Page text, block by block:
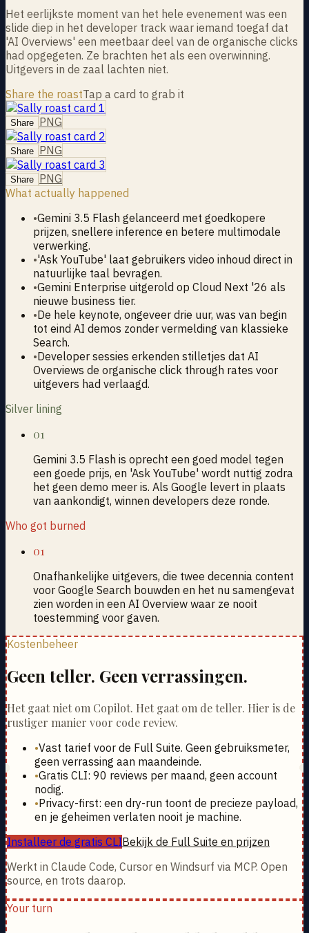
Het eerlijkste moment van het hele evenement was een
slide diep in het developer track waar iemand toegaf dat
'AI Overviews' een meetbaar deel van de organische clicks
had opgegeten. Ze brachten het als een overwinning.
Uitgevers in de zaal lachten niet.
Share the roastTap a card to grab it
Share PNG
Share PNG
Share PNG
What actually happened
•Gemini 3.5 Flash gelanceerd met goedkopere
prijzen, snellere inference en betere multimodale
verwerking.
•'Ask YouTube' laat gebruikers video inhoud direct in
natuurlijke taal bevragen.
•Gemini Enterprise uitgerold op Cloud Next '26 als
nieuwe business tier.
•De hele keynote, ongeveer drie uur, was van begin
tot eind AI demos zonder vermelding van klassieke
Search.
•Developer sessies erkenden stilletjes dat AI
Overviews de organische click through rates voor
uitgevers had verlaagd.
Silver lining
01
Gemini 3.5 Flash is oprecht een goed model tegen
een goede prijs, en 'Ask YouTube' wordt nuttig zodra
het geen demo meer is. Als Google levert in plaats
van aankondigt, winnen developers deze ronde.
Who got burned
01
Onafhankelijke uitgevers, die twee decennia content
voor Google Search bouwden en het nu samengevat
zien worden in een AI Overview waar ze nooit
toestemming voor gaven.
Kostenbeheer
Geen teller. Geen verrassingen.
Het gaat niet om Copilot. Het gaat om de teller. Hier is de
rustiger manier voor code review.
•Vast tarief voor de Full Suite. Geen gebruiksmeter,
geen verrassing aan maandeinde.
•Gratis CLI: 90 reviews per maand, geen account
nodig.
•Privacy-first: een dry-run toont de precieze payload,
en je geheimen verlaten nooit je machine.
Installeer de gratis CLIBekijk de Full Suite en prijzen
Werkt in Claude Code, Cursor en Windsurf via MCP. Open
source, en trots daarop.
Your turn